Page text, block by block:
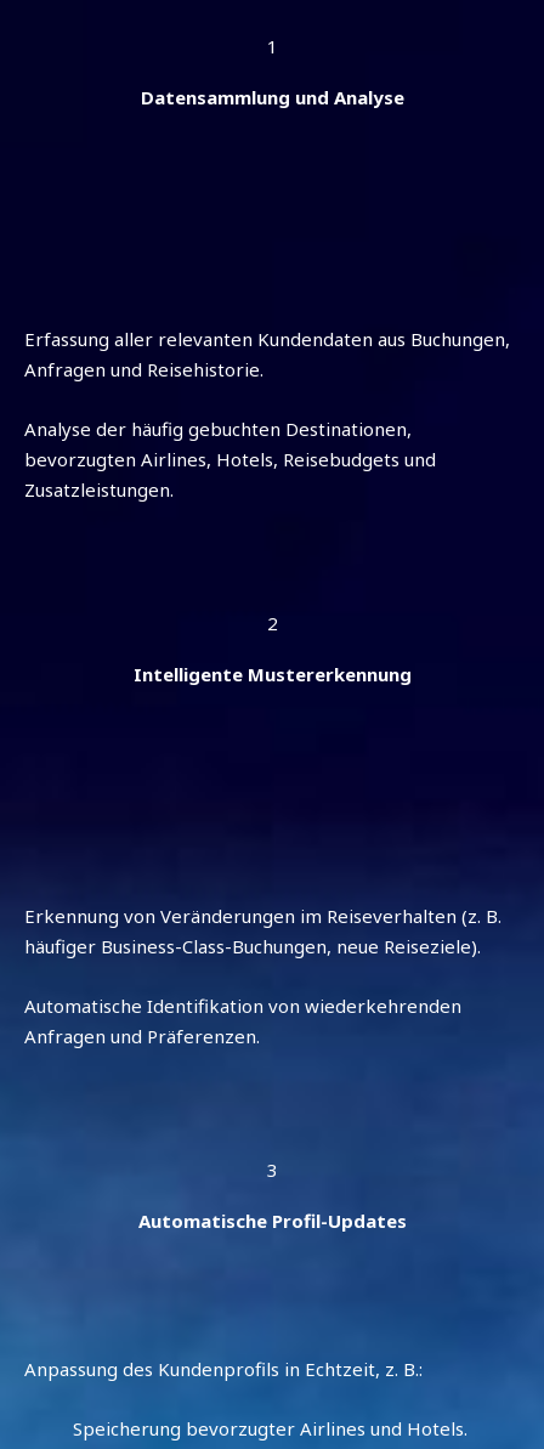
1
Datensammlung und Analyse
Erfassung aller relevanten Kundendaten aus Buchungen,
Anfragen und Reisehistorie.
Analyse der häufig gebuchten Destinationen,
bevorzugten Airlines, Hotels, Reisebudgets und
Zusatzleistungen.
2
Intelligente Mustererkennung
Erkennung von Veränderungen im Reiseverhalten (z. B.
häufiger Business-Class-Buchungen, neue Reiseziele).
Automatische Identifikation von wiederkehrenden
Anfragen und Präferenzen.
3
Automatische Profil-Updates
Anpassung des Kundenprofils in Echtzeit, z. B.:
Speicherung bevorzugter Airlines und Hotels.